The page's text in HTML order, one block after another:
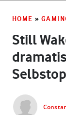
HOME »
Still